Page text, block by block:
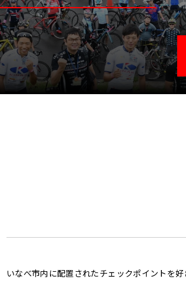
いなべ市内に配置されたチェックポイントを